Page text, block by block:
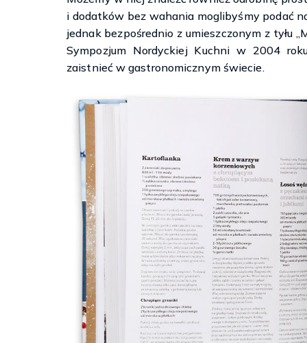
i dodatków bez wahania moglibyśmy podać
jednak bezpośrednio z umieszczonym z tyłu
Sympozjum Nordyckiej Kuchni w 2004
zaistnieć w gastronomicznym świecie.